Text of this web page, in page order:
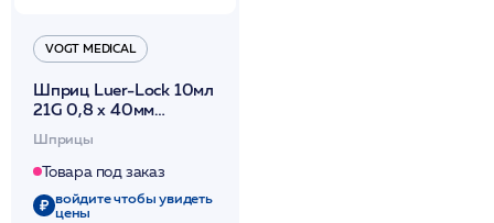
VOGT MEDICAL
Шприц Luer-Lock 10мл
21G 0,8 x 40мм
одноразовый
стерильный 3-х комп. с
иглой (100/1600)
/Vogt Medica
Шприцы
Товара под заказ
войдите чтобы увидеть
цены